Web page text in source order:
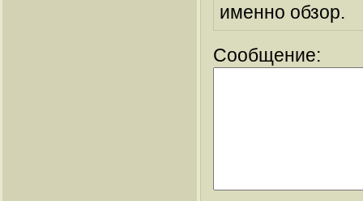
именно обзор.
Сообщение: